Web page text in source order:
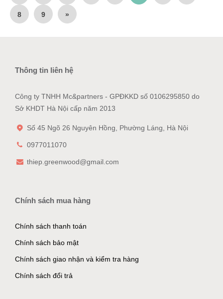
8 9 »
Thông tin liên hệ
Công ty TNHH Mc&partners - GPĐKKD số 0106295850 do
Sở KHDT Hà Nội cấp năm 2013
Số 45 Ngõ 26 Nguyên Hồng, Phường Láng, Hà Nội
0977011070
thiep.greenwood@gmail.com
Chính sách mua hàng
Chính sách thanh toán
Chính sách bảo mật
Chính sách giao nhận và kiểm tra hàng
Chính sách đổi trả